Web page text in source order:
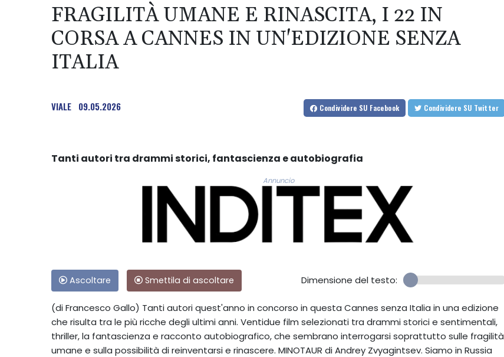
FRAGILITÀ UMANE E RINASCITA, I 22 IN
CORSA A CANNES IN UN'EDIZIONE SENZA
ITALIA
VIALE 09.05.2026 Condividere SU Facebook Condividere SU Twitter
Tanti autori tra drammi storici, fantascienza e autobiografia
Annuncio
Ascoltare Smettila di ascoltare Dimensione del testo:
(di Francesco Gallo) Tanti autori quest'anno in concorso in questa Cannes senza Italia in una edizione
che risulta tra le più ricche degli ultimi anni. Ventidue film selezionati tra drammi storici e sentimentali,
thriller, la fantascienza e racconto autobiografico, che sembrano interrogarsi soprattutto sulle fragilità
umane e sulla possibilità di reinventarsi e rinascere. MINOTAUR di Andrey Zvyagintsev. Siamo in Russia